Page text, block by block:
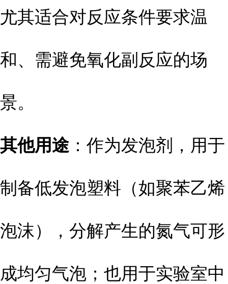
尤其适合对反应条件要求温
和、需避免氧化副反应的场
景。
其他用途 ：作为发泡剂，用于
制备低发泡塑料（如聚苯乙烯
泡沫），分解产生的氮气可形
成均匀气泡；也用于实验室中